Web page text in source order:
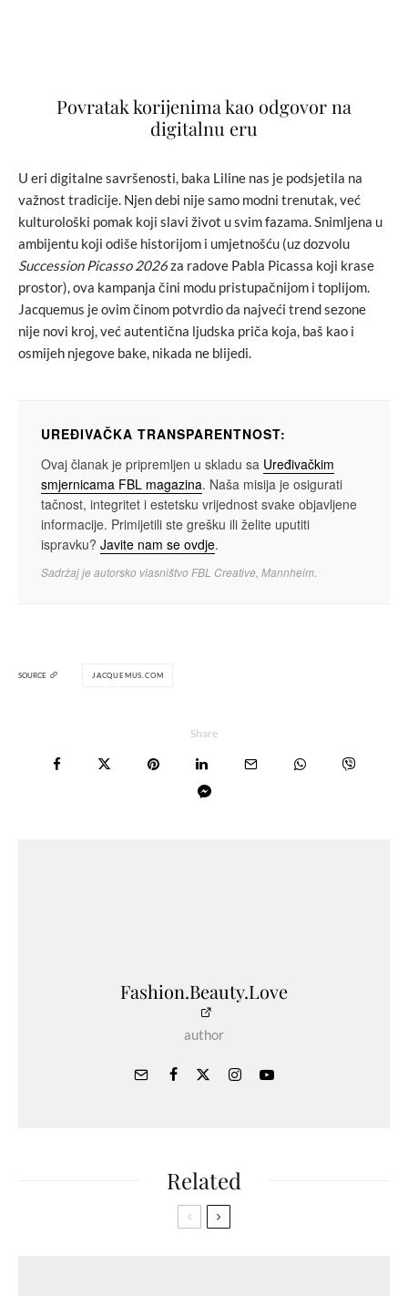
Povratak korijenima kao odgovor na
digitalnu eru
U eri digitalne savršenosti, baka Liline nas je podsjetila na
važnost tradicije. Njen debi nije samo modni trenutak, već
kulturološki pomak koji slavi život u svim fazama. Snimljena u
ambijentu koji odiše historijom i umjetnošću (uz dozvolu
Succession Picasso 2026za radove Pabla Picassa koji krase
prostor), ova kampanja čini modu pristupačnijom i toplijom.
Jacquemus je ovim činom potvrdio da najveći trend sezone
nije novi kroj, već autentična ljudska priča koja, baš kao i
osmijeh njegove bake, nikada ne blijedi.
UREĐIVAČKA TRANSPARENTNOST:
Ovaj članak je pripremljen u skladu sa Uređivačkim
smjernicama FBL magazina. Naša misija je osigurati
tačnost, integritet i estetsku vrijednost svake objavljene
informacije. Primijetili ste grešku ili želite uputiti
ispravku? Javite nam se ovdje.
Sadržaj je autorsko vlasništvo FBL Creative, Mannheim.
SOURCE JACQUEMUS.COM
Share
Fashion.Beauty.Love
author
Related